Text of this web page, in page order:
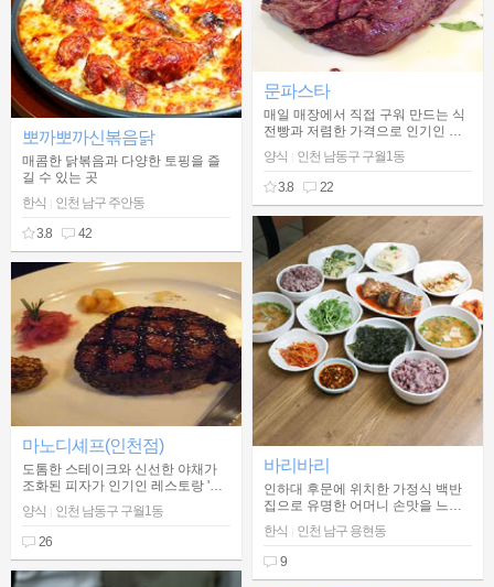
뽀까뽀까신볶음닭
매콤한 닭볶음과 다양한 토핑을 즐
길 수 있는 곳
한식
인천 남구 주안동
3.8
42
마노디셰프(인천점)
도톰한 스테이크와 신선한 야채가
조화된 피자가 인기인 레스토랑 '마
자, 파스타, 스테이크, 와인 등을 즐
길 수 있고 모던한 인테리어에 조용
한 분위기로 인기가 있다고 한다.
양식
인천 남동구 구월1동
26
문파스타
매일 매장에서 직접 구워 만드는 식
전빵과 저렴한 가격으로 인기인 내
부 인테리어가 독특한 파스타 전문
점
양식
인천 남동구 구월1동
3.8
22
바리바리
인하대 후문에 위치한 가정식 백반
집으로 유명한 어머니 손맛을 느낄
수 있는 용현동 맛집.
한식
인천 남구 용현동
9